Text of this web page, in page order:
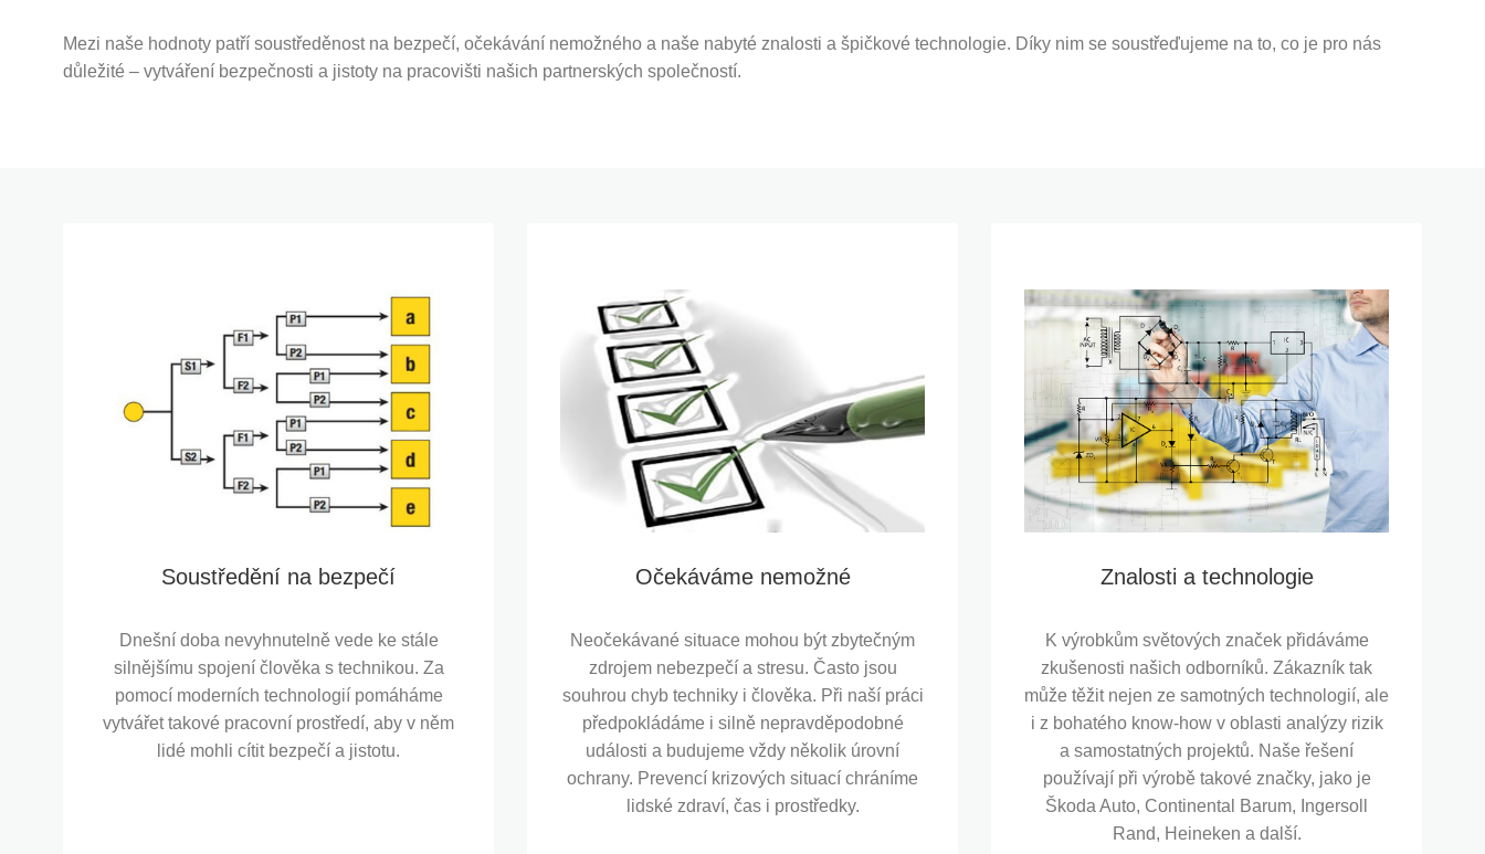
Mezi naše hodnoty patří soustředěnost na bezpečí, očekávání nemožného a naše nabyté znalosti a špičkové technologie. Díky nim se soustřeďujeme na to, co je pro nás
důležité – vytváření bezpečnosti a jistoty na pracovišti našich partnerských společností.
Soustředění na bezpečí
Dnešní doba nevyhnutelně vede ke stále
silnějšímu spojení člověka s technikou. Za
pomocí moderních technologií pomáháme
vytvářet takové pracovní prostředí, aby v něm
lidé mohli cítit bezpečí a jistotu.
Očekáváme nemožné
Neočekávané situace mohou být zbytečným
zdrojem nebezpečí a stresu. Často jsou
souhrou chyb techniky i člověka. Při naší práci
předpokládáme i silně nepravděpodobné
události a budujeme vždy několik úrovní
ochrany. Prevencí krizových situací chráníme
lidské zdraví, čas i prostředky.
Znalosti a technologie
K výrobkům světových značek přidáváme
zkušenosti našich odborníků. Zákazník tak
může těžit nejen ze samotných technologií, ale
i z bohatého know-how v oblasti analýzy rizik
a samostatných projektů. Naše řešení
používají při výrobě takové značky, jako je
Škoda Auto, Continental Barum, Ingersoll
Rand, Heineken a další.